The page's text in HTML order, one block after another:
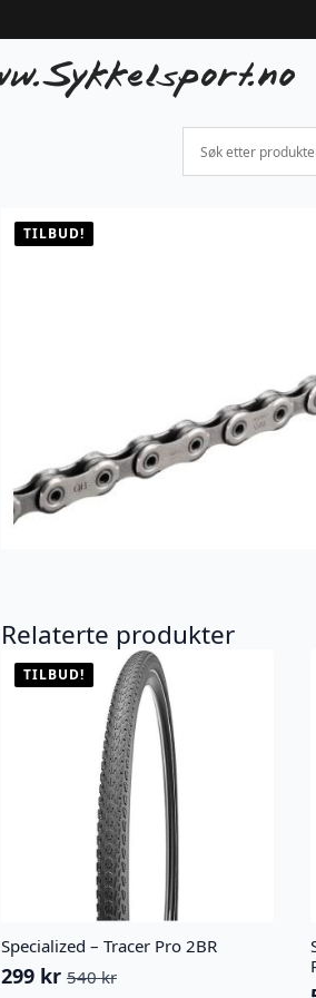
TILBUD!
Relaterte produkter
TILBUD!
Specialized – Tracer Pro 2BR
540kr
Opprinnelig
299 kr
Nåværende